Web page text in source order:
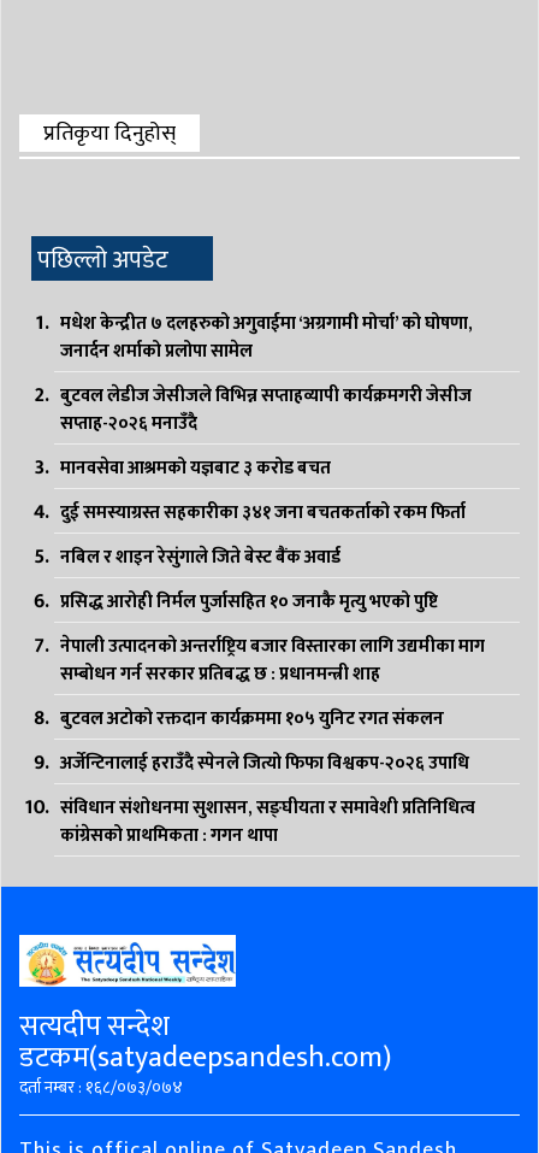
प्रतिकृया दिनुहोस्
पछिल्लो अपडेट
मधेश केन्द्रीत ७ दलहरुको अगुवाईमा ‘अग्रगामी मोर्चा’ को घोषणा,
जनार्दन शर्माको प्रलोपा सामेल
बुटवल लेडीज जेसीजले विभिन्न सप्ताहव्यापी कार्यक्रमगरी जेसीज
सप्ताह-२०२६ मनाउँदै
मानवसेवा आश्रमको यज्ञबाट ३ करोड बचत
दुई समस्याग्रस्त सहकारीका ३४१ जना बचतकर्ताको रकम फिर्ता
नबिल र शाइन रेसुंगाले जिते बेस्ट बैंक अवार्ड
प्रसिद्ध आरोही निर्मल पुर्जासहित १० जनाकै मृत्यु भएको पुष्टि
नेपाली उत्पादनको अन्तर्राष्ट्रिय बजार विस्तारका लागि उद्यमीका माग
सम्बोधन गर्न सरकार प्रतिबद्ध छ : प्रधानमन्त्री शाह
बुटवल अटोको रक्तदान कार्यक्रममा १०५ युनिट रगत संकलन
अर्जेन्टिनालाई हराउँदै स्पेनले जित्यो फिफा विश्वकप-२०२६ उपाधि
संविधान संशोधनमा सुशासन, सङ्घीयता र समावेशी प्रतिनिधित्व
कांग्रेसको प्राथमिकता : गगन थापा
सत्यदीप सन्देश
डटकम(satyadeepsandesh.com)
दर्ता नम्बर : १६८/०७३/०७४